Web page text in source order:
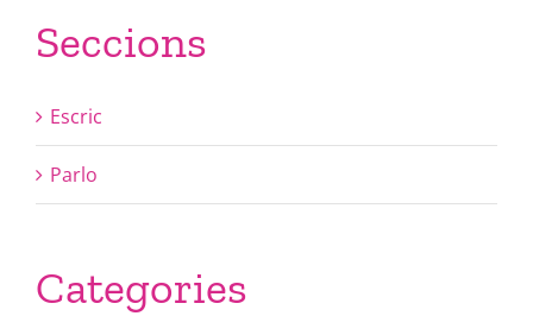
Seccions
Escric
Parlo
Categories